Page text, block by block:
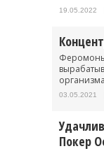
19.05.2022
Феромоны
03.05.2021
Покер